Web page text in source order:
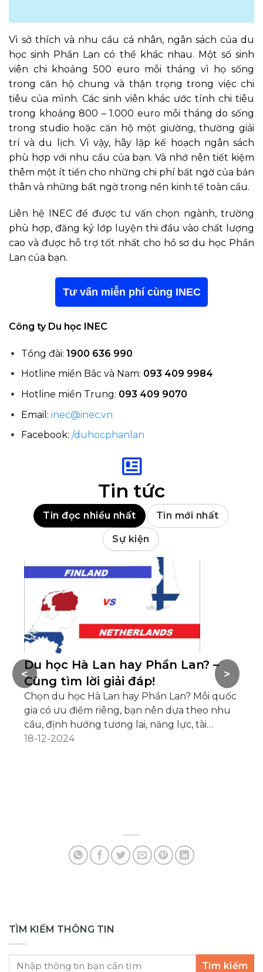
Vì sở thích và nhu cầu cá nhân, ngân sách của du
học sinh Phần Lan có thể khác nhau. Một số sinh
viên chi khoảng 500 euro mỗi tháng vì họ sống
trong căn hộ chung và thận trọng trong việc chi
tiêu của mình. Các sinh viên khác ước tính chi tiêu
trong khoảng 800 – 1.000 euro mỗi tháng do sống
trong studio hoặc căn hộ một giường, thường giải
trí và du lịch. Vì vậy, hãy lập kế hoạch ngân sách
phù hợp với nhu cầu của bạn. Và nhớ nên tiết kiệm
thêm một ít tiền cho những chi phí bất ngờ của bản
thân và những bất ngờ trong nền kinh tế toàn cầu.
Liên hệ INEC để được tư vấn chọn ngành, trường
phù hợp, đăng ký lớp luyện thi đầu vào chất lượng
cao và được hỗ trợ tốt nhất cho hồ sơ du học Phần
Lan của bạn.
Tư vấn miễn phí cùng INEC
Công ty Du học INEC
Tổng đài: 1900 636 990
Hotline miền Bắc và Nam: 093 409 9984
Hotline miền Trung: 093 409 9070
Email: inec@inec.vn
Facebook: /duhocphanlan
Tin tức
Tin đọc nhiều nhất Tin mới nhất
Sự kiện
Du học Hà Lan hay Phần Lan? –
Cùng tìm lời giải đáp!
Chọn du học Hà Lan hay Phần Lan? Mỗi quốc
gia có ưu điểm riêng, bạn nên dựa theo nhu
cầu, định hướng tương lai, năng lực, tài
chính... để quyết định phù hợp
18-12-2024
>
<
TÌM KIẾM THÔNG TIN
Tìm kiếm